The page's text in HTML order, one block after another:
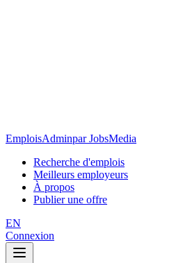
EmploisAdminpar JobsMedia
Recherche d'emplois
Meilleurs employeurs
À propos
Publier une offre
EN
Connexion